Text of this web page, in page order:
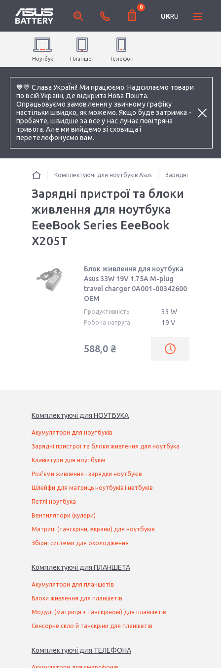
💙💛 Слава УкраЇні! Ми працюємо. Надсилаємо товари
по всій Україні, де відкрита Нова Пошта.
Опрацьовуємо замовлення у звичному графіку
настільки швидко, як можемо. Якщо буде затримка -
пробачте, швидше за все у нас лунає повітряна
тривога. Але ми вийдемо зі сховища і
перетелефонуємо вам.
0
UKRU
Ноутбук Планшет Телефон
Комплектуючі для ноутбуків Asus Зарядні пристрої
Зарядні пристрої та блоки
живлення для ноутбука
EeeBook Series EeeBook
X205T
Блок живлення для ноутбука
Asus 33W 19V 1.75A M-plug
travel charger 0A001-00342600
OEM
Продуктивність 33 W
Робоча напруга 19 V
588,0 ₴
Комплектуючі для НОУТБУКА
Акумулятори для ноутбуків
Зарядні пристрої та блоки живлення для ноутбука
Клавіатури для ноутбуків
Роз'єми живлення і зарядки ноутбуків
Шлейфи для матриць ноутбуків і нетбуків
Петлі ноутбука
Вентилятори (кулери)
Матриці (тачскріни, екрани) для ноутбуків
Збірні системи для охолодження
Комплектуючі для ПЛАНШЕТА
Акумулятори для планшетів
Блоки живлення для планшетів
Модулі (матриця з тачскріном) для планшетів
Сенсорне скло й тачскріни для планшетів
Комплектуючі для ТЕЛЕФОНА